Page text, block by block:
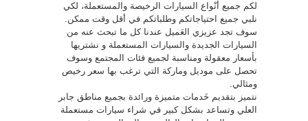
لكم جميع أنْواع السيارات الرخيصة والمستعملة، لكي
نلبي جميع احتياجاتكم وطلباتكم في أقل وقت ممكن.
سوف تجد عزيزي العَميل عندنا كل ما تبحث عنه من
السيارات الجديدة والسيارات المستعملة و نشتريها
بأسعار معقولة ومناسبة لجميع فئات المجتمع وسوف
تحصل على موديل وماركة التي ترغب بها سعر رخيص
ومثالي.
نتميز بتقديم خَدمات متميزة ورائدة بجميع مناطق جابر
العلي وتساعد بشكل كبير في شراء سيارات مستعملة